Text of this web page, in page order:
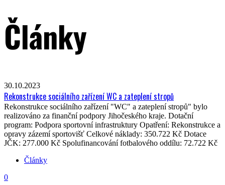
Články
30.10.2023
Rekonstrukce sociálního zařízení WC a zateplení stropů
Rekonstrukce sociálního zařízení "WC" a zateplení stropů" bylo
realizováno za finanční podpory Jihočeského kraje. Dotační
program: Podpora sportovní infrastruktury Opatření: Rekonstrukce a
opravy zázemí sportovišť Celkové náklady: 350.722 Kč Dotace
JČK: 277.000 Kč Spolufinancování fotbalového oddílu: 72.722 Kč
Články
0